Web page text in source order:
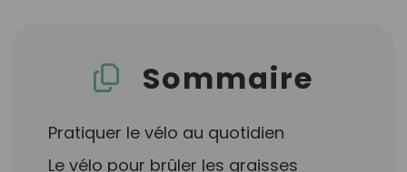
Sommaire
Pratiquer le vélo au quotidien
Le vélo pour brûler les graisses